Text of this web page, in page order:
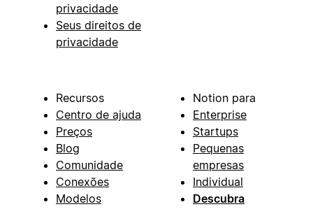
privacidade
Seus direitos de
privacidade
Recursos
Centro de ajuda
Preços
Blog
Comunidade
Conexões
Modelos
Notion para
Enterprise
Startups
Pequenas
empresas
Individual
Descubra